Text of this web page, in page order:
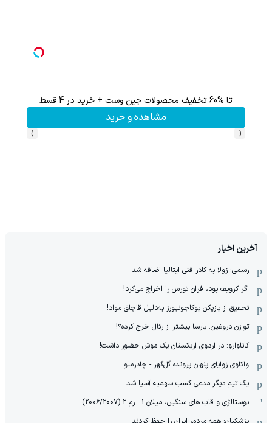
تا %60 تخفیف محصولات جین وست + خرید در 4 قسط
مشاهده و خرید
‹
›
آخرین اخبار
رسمی: زولا به کادر فنی ایتالیا اضافه شد
اگر کرویف بود، فران تورس را اخراج می‌کرد!
تحقیق از بازیکن بوکاجونیورز به‌دلیل قاچاق مواد!
توازن دروغین: بارسا بیشتر از رئال خرج کرده؟!
کاناوارو: در اردوی ازبکستان یک موش حضور داشت!
واکاوی زوایای پنهان پرونده گل‌گهر - چادرملو
یک تیم دیگر مدعی کسب سهمیه آسیا شد
نوستالژی و قاب های سنگین، میلان 1 - رم 2 (2006/2007)